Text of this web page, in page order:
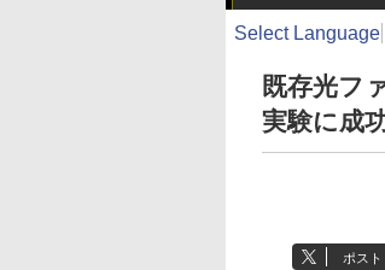
Select Language
既存光フ
実験に成
ポスト